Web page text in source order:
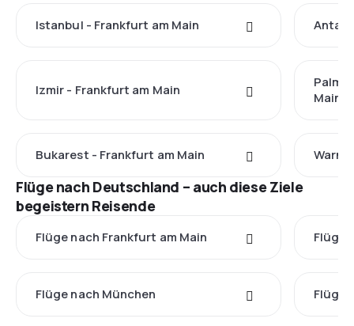
Istanbul - Frankfurt am Main
Izmir - Frankfurt am Main
Main
Bukarest - Frankfurt am Main
Flüge nach Deutschland – auch diese Ziele
begeistern Reisende
Flüge nach Frankfurt am Main Flüge
Flüge nach München Flüge